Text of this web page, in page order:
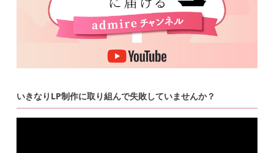
いきなりLP制作に取り組んで失敗していませんか？
動